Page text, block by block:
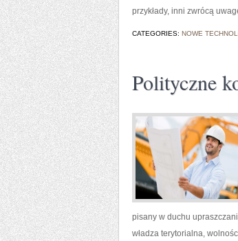
przykłady, inni zwrócą
CATEGORIES: NOWE
Polityczne
pisany w duchu
władza terytorialna,